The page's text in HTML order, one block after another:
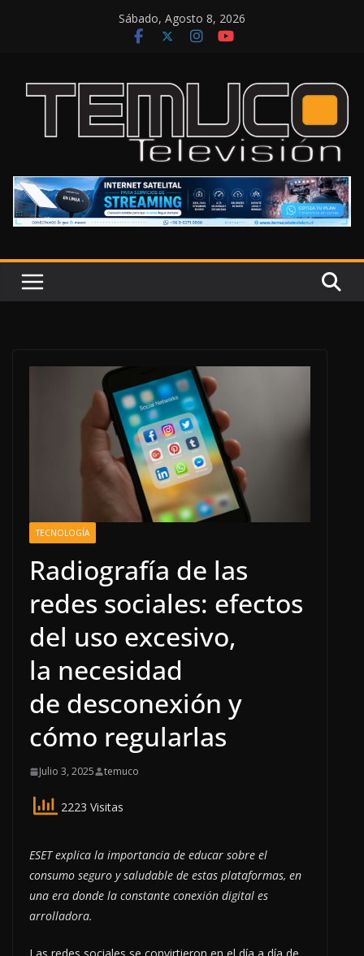
Sábado, Agosto 8, 2026
TECNOLOGÍA
Radiografía de las
redes sociales: efectos
del uso excesivo,
la necesidad
de desconexión y
cómo regularlas
Julio 3, 2025 temuco
2223 Visitas
ESET explica la importancia de educar sobre el
consumo seguro y saludable de estas plataformas, en
una era donde la constante conexión digital es
arrolladora.